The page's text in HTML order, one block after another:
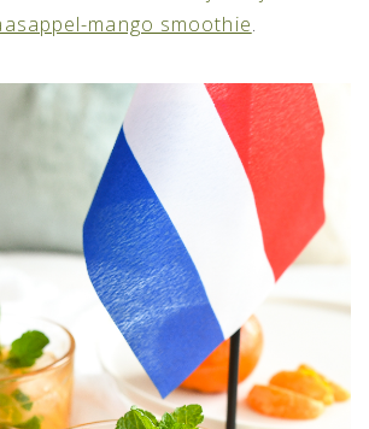
mango smoothie.